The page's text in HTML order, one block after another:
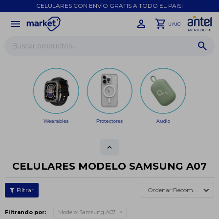
CELULARES CON ENVÍO GRATIS A TODO EL PAIS!
menu UYU0
Wearables Protectores Audio
CELULARES MODELO SAMSUNG A07
Recomendados
Filtrando por: Modelo: Samsung A07
close